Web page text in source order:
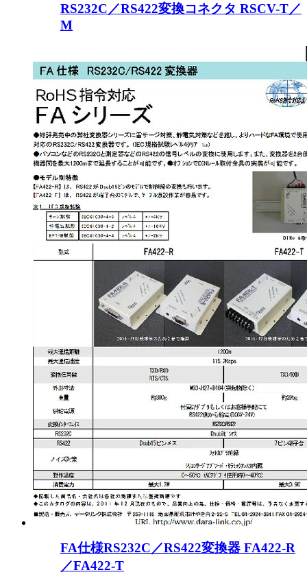
RS232C／RS422変換コネクタ RSCV-T／
M
FA仕様RS232C／RS422変換器 FA422-R
／FA422-T